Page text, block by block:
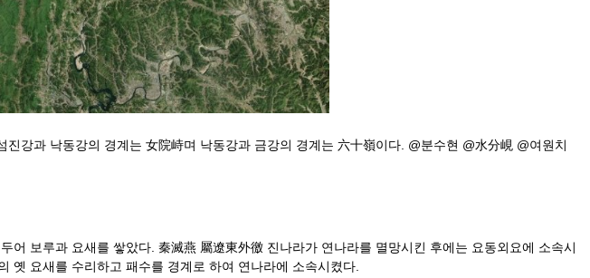
강과 낙동강의 경계는 女院峙며 낙동강과 금강의 경계는 六十嶺이다. @분수현 @水分峴 @여원치
보루과 요새를 쌓았다. 秦滅燕 屬遼東外徼 진나라가 연나라를 멸망시킨 후에는 요동외요에 소속시
옛 요새를 수리하고 패수를 경계로 하여 연나라에 소속시켰다.